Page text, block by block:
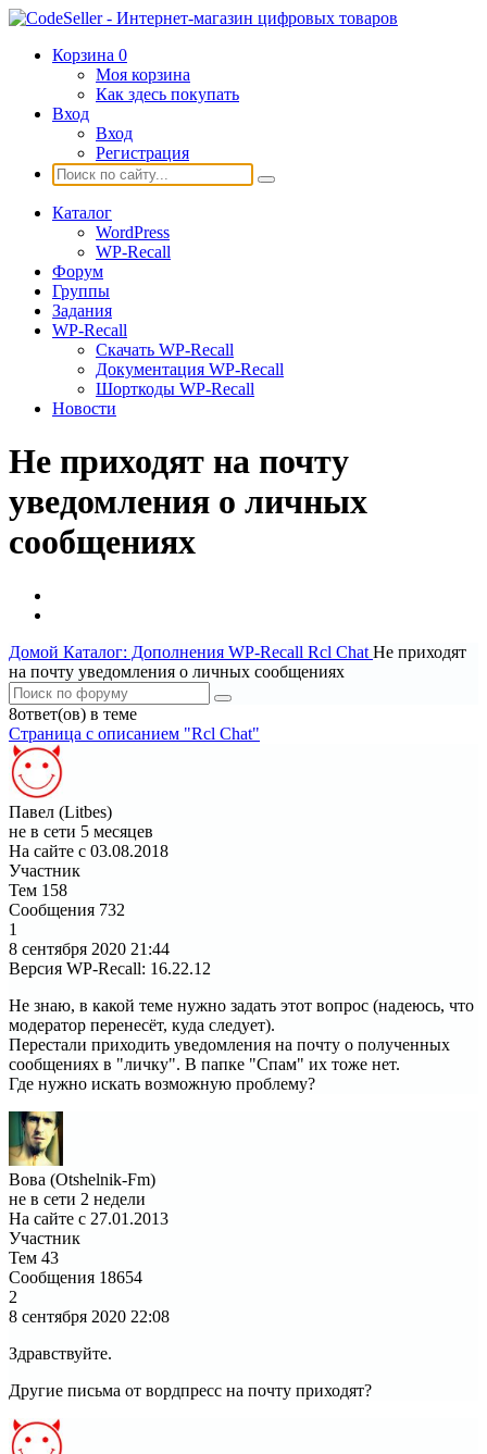
Корзина 0
Моя корзина
Как здесь покупать
Вход
Вход
Регистрация
Каталог
WordPress
WP-Recall
Форум
Группы
Задания
WP-Recall
Скачать WP-Recall
Документация WP-Recall
Шорткоды WP-Recall
Новости
Не приходят на почту
уведомления о личных
сообщениях
Домой Каталог: Дополнения WP-Recall Rcl Chat Не приходят
на почту уведомления о личных сообщениях
8ответ(ов) в теме
Страница c описанием "Rcl Chat"
Павел (Litbes)
не в сети 5 месяцев
На сайте с 03.08.2018
Участник
Тем 158
Сообщения 732
1
8 сентября 2020 21:44
Версия WP-Recall: 16.22.12
Не знаю, в какой теме нужно задать этот вопрос (надеюсь, что
модератор перенесёт, куда следует).
Перестали приходить уведомления на почту о полученных
сообщениях в "личку". В папке "Спам" их тоже нет.
Где нужно искать возможную проблему?
Вова (Otshelnik-Fm)
не в сети 2 недели
На сайте с 27.01.2013
Участник
Тем 43
Сообщения 18654
2
8 сентября 2020 22:08
Здравствуйте.
Другие письма от вордпресс на почту приходят?